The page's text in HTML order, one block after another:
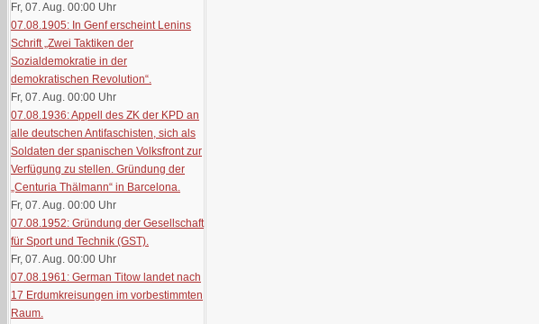
Fr, 07. Aug. 00:00 Uhr
07.08.1905: In Genf erscheint Lenins
Schrift „Zwei Taktiken der
Sozialdemokratie in der
demokratischen Revolution“.
Fr, 07. Aug. 00:00 Uhr
07.08.1936: Appell des ZK der KPD an
alle deutschen Antifaschisten, sich als
Soldaten der spanischen Volksfront zur
Verfügung zu stellen. Gründung der
„Centuria Thälmann“ in Barcelona.
Fr, 07. Aug. 00:00 Uhr
07.08.1952: Gründung der Gesellschaft
für Sport und Technik (GST).
Fr, 07. Aug. 00:00 Uhr
07.08.1961: German Titow landet nach
17 Erdumkreisungen im vorbestimmten
Raum.